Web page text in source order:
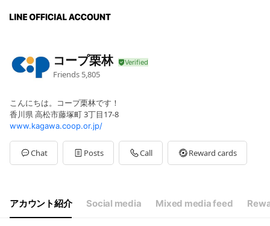
コープ栗林
Friends 5,805
こんにちは。コープ栗林です！
香川県 高松市藤塚町 3丁目17-8
www.kagawa.coop.or.jp/
Chat Posts Call Reward cards
アカウント紹介 Social media Mixed media feed